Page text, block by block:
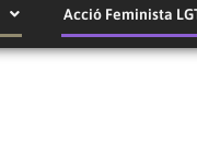
Acció Feminista